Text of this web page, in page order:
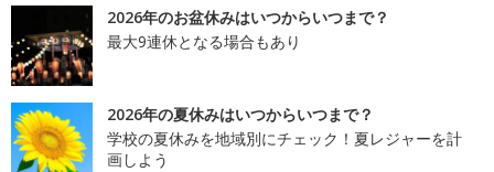
2026年のお盆休みはいつからいつまで？
最大9連休となる場合もあり
2026年の夏休みはいつからいつまで？
学校の夏休みを地域別にチェック！夏レジャーを計
画しよう